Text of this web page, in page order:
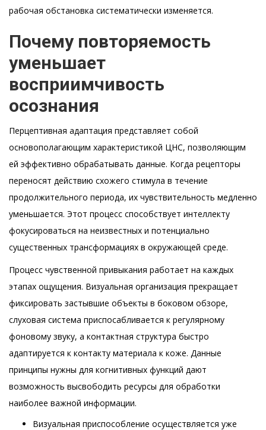
рабочая обстановка систематически изменяется.
Почему повторяемость
уменьшает
восприимчивость
осознания
Перцептивная адаптация представляет собой
основополагающим характеристикой ЦНС, позволяющим
ей эффективно обрабатывать данные. Когда рецепторы
переносят действию схожего стимула в течение
продолжительного периода, их чувствительность медленно
уменьшается. Этот процесс способствует интеллекту
фокусироваться на неизвестных и потенциально
существенных трансформациях в окружающей среде.
Процесс чувственной привыкания работает на каждых
этапах ощущения. Визуальная организация прекращает
фиксировать застывшие объекты в боковом обзоре,
слуховая система приспосабливается к регулярному
фоновому звуку, а контактная структура быстро
адаптируется к контакту материала к коже. Данные
принципы нужны для когнитивных функций дают
возможность высвободить ресурсы для обработки
наиболее важной информации.
Визуальная приспособление осуществляется уже